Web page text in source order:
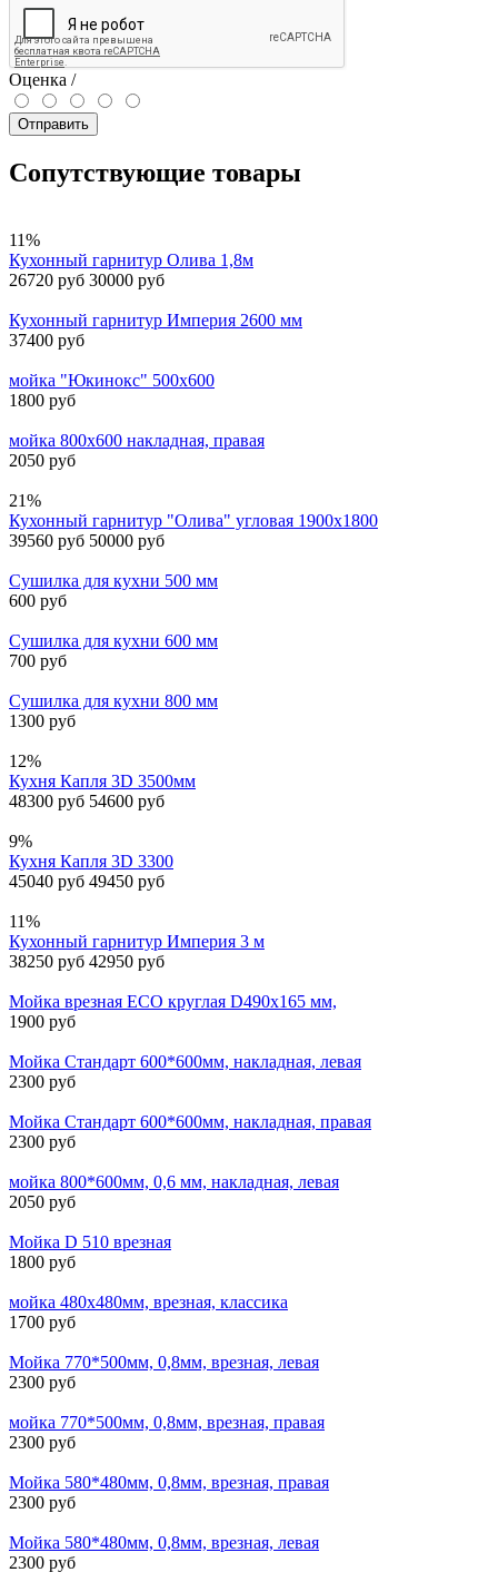
Оценка /
Отправить
Сопутствующие товары
11%
Кухонный гарнитур Олива 1,8м
26720 руб 30000 руб
Кухонный гарнитур Империя 2600 мм
37400 руб
мойка "Юкинокс" 500х600
1800 руб
мойка 800х600 накладная, правая
2050 руб
21%
Кухонный гарнитур "Олива" угловая 1900х1800
39560 руб 50000 руб
Сушилка для кухни 500 мм
600 руб
Сушилка для кухни 600 мм
700 руб
Сушилка для кухни 800 мм
1300 руб
12%
Кухня Капля 3D 3500мм
48300 руб 54600 руб
9%
Кухня Капля 3D 3300
45040 руб 49450 руб
11%
Кухонный гарнитур Империя 3 м
38250 руб 42950 руб
Мойка врезная ECO круглая D490х165 мм,
1900 руб
Мойка Стандарт 600*600мм, накладная, левая
2300 руб
Мойка Стандарт 600*600мм, накладная, правая
2300 руб
мойка 800*600мм, 0,6 мм, накладная, левая
2050 руб
Мойка D 510 врезная
1800 руб
мойка 480х480мм, врезная, классика
1700 руб
Мойка 770*500мм, 0,8мм, врезная, левая
2300 руб
мойка 770*500мм, 0,8мм, врезная, правая
2300 руб
Мойка 580*480мм, 0,8мм, врезная, правая
2300 руб
Мойка 580*480мм, 0,8мм, врезная, левая
2300 руб